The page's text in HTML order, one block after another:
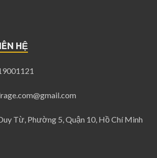
HỆ
Từ, Phường 5, Quận 10, Hồ Chí Minh